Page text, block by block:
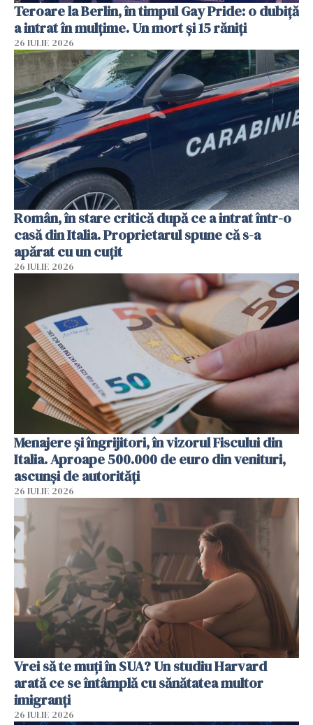
Teroare la Berlin, în timpul Gay Pride: o dubiță
a intrat în mulțime. Un mort și 15 răniți
26 IULIE 2026
Român, în stare critică după ce a intrat într-o
casă din Italia. Proprietarul spune că s-a
apărat cu un cuțit
26 IULIE 2026
Menajere și îngrijitori, în vizorul Fiscului din
Italia. Aproape 500.000 de euro din venituri,
ascunși de autorități
26 IULIE 2026
Vrei să te muți în SUA? Un studiu Harvard
arată ce se întâmplă cu sănătatea multor
imigranți
26 IULIE 2026